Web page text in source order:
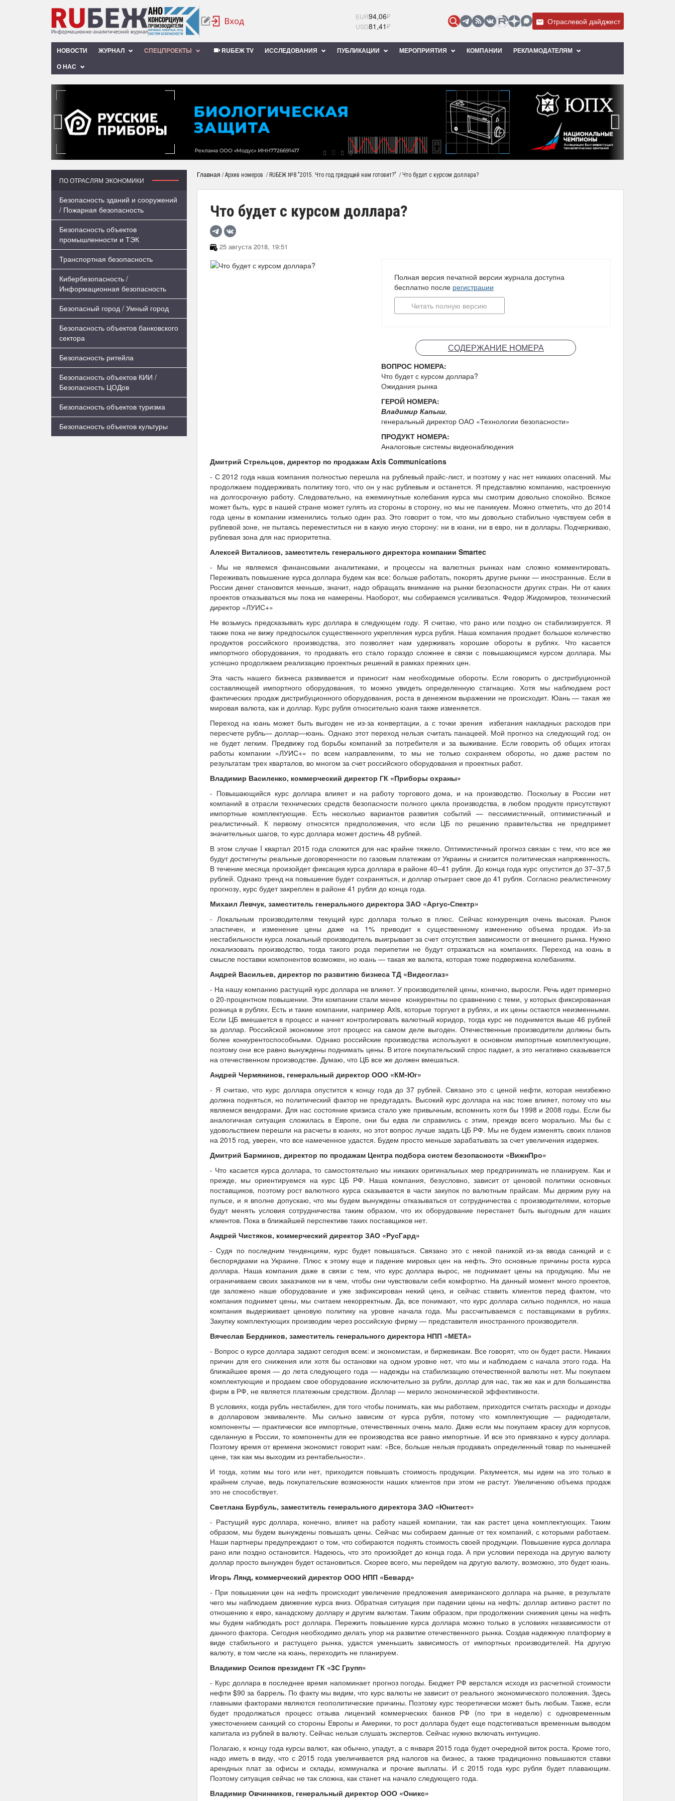
EUR94,06₽
USD81,41₽ Отраслевой дайджест
НОВОСТИ ЖУРНАЛ СПЕЦПРОЕКТЫ RUБЕЖ TV ИССЛЕДОВАНИЯ ПУБЛИКАЦИИ МЕРОПРИЯТИЯ КОМПАНИИ
РЕКЛАМОДАТЕЛЯМ
О НАС
‹
ПО ОТРАСЛЯМ ЭКОНОМИКИ
Безопасность зданий и сооружений
/ Пожарная безопасность
Безопасность объектов
промышленности и ТЭК
Транспортная безопасность
Кибербезопасность /
Информационная безопасность
Безопасный город / Умный город
Безопасность объектов банковского
сектора
Безопасность ритейла
Безопасность объектов КИИ /
Безопасность ЦОДов
Безопасность объектов туризма
Безопасность объектов культуры
Главная /Архив номеров / RUБЕЖ №8 "2015. Что год грядущий нам готовит?" / Что будет с курсом доллара?
Что будет с курсом доллара?
25 августа 2018, 19:51
Полная версия печатной версии журнала доступна
бесплатно после регистрации
Читать полную версию
СОДЕРЖАНИЕ НОМЕРА
ВОПРОС НОМЕРА:
Что будет с курсом доллара?
Ожидания рынка
ГЕРОЙ НОМЕРА:
Владимир Капыш,
генеральный директор ОАО «Технологии безопасности»
ПРОДУКТ НОМЕРА:
Аналоговые системы видеонаблюдения
Дмитрий Стрельцов, директор по продажам Axis Communications
- С 2012 года наша компания полностью перешла на рублевый прайс-лист, и поэтому у нас нет никаких опасений. Мы
продолжаем поддерживать политику того, что он у нас рублевым и останется. Я представляю компанию, настроенную
на долгосрочную работу. Следовательно, на ежеминутные колебания курса мы смотрим довольно спокойно. Всякое
может быть, курс в нашей стране может гулять из стороны в сторону, но мы не паникуем. Можно отметить, что до 2014
года цены в компании изменились только один раз. Это говорит о том, что мы довольно стабильно чувствуем себя в
рублевой зоне, не пытаясь переместиться ни в какую иную сторону: ни в юани, ни в евро, ни в доллары. Подчеркиваю,
рублевая зона для нас приоритетна.
Алексей Виталисов, заместитель генерального директора компании Smartec
- Мы не являемся финансовыми аналитиками, и процессы на валютных рынках нам сложно комментировать.
Переживать повышение курса доллара будем как все: больше работать, покорять другие рынки — иностранные. Если в
России денег становится меньше, значит, надо обращать внимание на рынки безопасности других стран. Ни от каких
проектов отказываться мы пока не намерены. Наоборот, мы собираемся усиливаться. Федор Жидомиров, технический
директор «ЛУИС+»
Не возьмусь предсказывать курс доллара в следующем году. Я считаю, что рано или поздно он стабилизируется. Я
также пока не вижу предпосылок существенного укрепления курса рубля. Наша компания продает большое количество
продуктов российского производства, это позволяет нам удерживать хорошие обороты в рублях. Что касается
импортного оборудования, то продавать его стало гораздо сложнее в связи с повышающимся курсом доллара. Мы
успешно продолжаем реализацию проектных решений в рамках прежних цен.
Эта часть нашего бизнеса развивается и приносит нам необходимые обороты. Если говорить о дистрибуционной
составляющей импортного оборудования, то можно увидеть определенную стагнацию. Хотя мы наблюдаем рост
фактических продаж дистрибуционного оборудования, роста в денежном выражении не происходит. Юань — такая же
мировая валюта, как и доллар. Курс рубля относительно юаня также изменяется.
Переход на юань может быть выгоден не из-за конвертации, а с точки зрения избегания накладных расходов при
пересчете рубль— доллар—юань. Однако этот переход нельзя считать панацеей. Мой прогноз на следующий год: он
не будет легким. Предвижу год борьбы компаний за потребителя и за выживание. Если говорить об общих итогах
работы компании «ЛУИС+» по всем направлениям, то мы не только сохраняем обороты, но даже растем по
результатам трех кварталов, во многом за счет российского оборудования и проектных работ.
Владимир Василенко, коммерческий директор ГК «Приборы охраны»
- Повышающийся курс доллара влияет и на работу торгового дома, и на производство. Поскольку в России нет
компаний в отрасли технических средств безопасности полного цикла производства, в любом продукте присутствуют
импортные комплектующие. Есть несколько вариантов развития событий — пессимистичный, оптимистичный и
реалистичный. К первому относятся предположения, что если ЦБ по решению правительства не предпримет
значительных шагов, то курс доллара может достичь 48 рублей.
В этом случае I квартал 2015 года сложится для нас крайне тяжело. Оптимистичный прогноз связан с тем, что все же
будут достигнуты реальные договоренности по газовым платежам от Украины и снизится политическая напряженность.
В течение месяца произойдет фиксация курса доллара в районе 40–41 рубля. До конца года курс опустится до 37–37,5
рублей. Однако тренд на повышение будет сохраняться, и доллар отыграет свое до 41 рубля. Согласно реалистичному
прогнозу, курс будет закреплен в районе 41 рубля до конца года.
Михаил Левчук, заместитель генерального директора ЗАО «Аргус-Спектр»
- Локальным производителям текущий курс доллара только в плюс. Сейчас конкуренция очень высокая. Рынок
эластичен, и изменение цены даже на 1% приводит к существенному изменению объема продаж. Из-за
нестабильности курса локальный производитель выигрывает за счет отсутствия зависимости от внешнего рынка. Нужно
локализовать производство, тогда такого рода перипетии не будут отражаться на компаниях. Переход на юань в
смысле поставки компонентов возможен, но юань — такая же валюта, которая тоже подвержена колебаниям.
Андрей Васильев, директор по развитию бизнеса ТД «Видеоглаз»
- На нашу компанию растущий курс доллара не влияет. У производителей цены, конечно, выросли. Речь идет примерно
о 20-процентном повышении. Эти компании стали менее конкурентны по сравнению с теми, у которых фиксированная
розница в рублях. Есть и такие компании, например Axis, которые торгуют в рублях, и их цены остаются неизменными.
Если ЦБ вмешается в процесс и начнет контролировать валютный коридор, тогда курс не поднимется выше 46 рублей
за доллар. Российской экономике этот процесс на самом деле выгоден. Отечественные производители должны быть
более конкурентоспособными. Однако российские производства используют в основном импортные комплектующие,
поэтому они все равно вынуждены поднимать цены. В итоге покупательский спрос падает, а это негативно сказывается
на отечественном производстве. Думаю, что ЦБ все же должен вмешаться.
Андрей Чермянинов, генеральный директор ООО «КМ-Юг»
- Я считаю, что курс доллара опустится к концу года до 37 рублей. Связано это с ценой нефти, которая неизбежно
должна подняться, но политический фактор не предугадать. Высокий курс доллара на нас тоже влияет, потому что мы
являемся вендорами. Для нас состояние кризиса стало уже привычным, вспомнить хотя бы 1998 и 2008 годы. Если бы
аналогичная ситуация сложилась в Европе, они бы едва ли справились с этим, прежде всего морально. Мы бы с
удовольствием перешли на расчеты в юанях, но этот вопрос лучше задать ЦБ РФ. Мы не будем изменять своих планов
на 2015 год, уверен, что все намеченное удастся. Будем просто меньше зарабатывать за счет увеличения издержек.
Дмитрий Барминов, директор по продажам Центра подбора систем безопасности «ВижнПро»
- Что касается курса доллара, то самостоятельно мы никаких оригинальных мер предпринимать не планируем. Как и
прежде, мы ориентируемся на курс ЦБ РФ. Наша компания, безусловно, зависит от ценовой политики основных
поставщиков, поэтому рост валютного курса сказывается в части закупок по валютным прайсам. Мы держим руку на
пульсе, и я вполне допускаю, что мы будем вынуждены отказываться от сотрудничества с производителями, которые
будут менять условия сотрудничества таким образом, что их оборудование перестанет быть выгодным для наших
клиентов. Пока в ближайшей перспективе таких поставщиков нет.
Андрей Чистяков, коммерческий директор ЗАО «РусГард»
- Судя по последним тенденциям, курс будет повышаться. Связано это с некой паникой из-за ввода санкций и с
беспорядками на Украине. Плюс к этому еще и падение мировых цен на нефть. Это основные причины роста курса
доллара. Наша компания даже в связи с тем, что курс доллара вырос, не поднимает цены на продукцию. Мы не
ограничиваем своих заказчиков ни в чем, чтобы они чувствовали себя комфортно. На данный момент много проектов,
где заложено наше оборудование и уже зафиксирован некий ценз, и сейчас ставить клиентов перед фактом, что
компания поднимет цены, мы считаем некорректным. Да, все понимают, что курс доллара сильно поднялся, но наша
компания выдерживает ценовую политику на уровне начала года. Мы рассчитываемся с поставщиками в рублях.
Закупку комплектующих производим через российскую фирму — представителя иностранного производителя.
Вячеслав Бердников, заместитель генерального директора НПП «МЕТА»
- Вопрос о курсе доллара задают сегодня всем: и экономистам, и биржевикам. Все говорят, что он будет расти. Никаких
причин для его снижения или хотя бы остановки на одном уровне нет, что мы и наблюдаем с начала этого года. На
ближайшее время — до лета следующего года — надежды на стабилизацию отечественной валюты нет. Мы покупаем
комплектующие и продаем свое оборудование исключительно за рубли, доллар для нас, так же как и для большинства
фирм в РФ, не является платежным средством. Доллар — мерило экономической эффективности.
В условиях, когда рубль нестабилен, для того чтобы понимать, как мы работаем, приходится считать расходы и доходы
в долларовом эквиваленте. Мы сильно зависим от курса рубля, потому что комплектующие — радиодетали,
компоненты — практически все импортные, отечественных очень мало. Даже если мы покупаем краску для корпусов,
сделанную в России, то компоненты для ее производства все равно импортные. И все это привязано к курсу доллара.
Поэтому время от времени экономист говорит нам: «Все, больше нельзя продавать определенный товар по нынешней
цене, так как мы выходим из рентабельности».
И тогда, хотим мы того или нет, приходится повышать стоимость продукции. Разумеется, мы идем на это только в
крайнем случае, ведь покупательские возможности наших клиентов при этом не растут. Увеличению объема продаж
это не способствует.
Светлана Бурбуль, заместитель генерального директора ЗАО «Юнитест»
- Растущий курс доллара, конечно, влияет на работу нашей компании, так как растет цена комплектующих. Таким
образом, мы будем вынуждены повышать цены. Сейчас мы собираем данные от тех компаний, с которыми работаем.
Наши партнеры предупреждают о том, что собираются поднять стоимость своей продукции. Повышение курса доллара
рано или поздно остановится. Надеюсь, что это произойдет до конца года. А при условии перехода на другую валюту
доллар просто вынужден будет остановиться. Скорее всего, мы перейдем на другую валюту, возможно, это будет юань.
Игорь Лянд, коммерческий директор ООО НПП «Бевард»
- При повышении цен на нефть происходит увеличение предложения американского доллара на рынке, в результате
чего мы наблюдаем движение курса вниз. Обратная ситуация при падении цены на нефть: доллар активно растет по
отношению к евро, канадскому доллару и другим валютам. Таким образом, при продолжении снижения цены на нефть
мы будем наблюдать рост доллара. Пережить повышение курса доллара можно только в условиях независимости от
данного фактора. Сегодня необходимо делать упор на развитие отечественного рынка. Создав надежную платформу в
виде стабильного и растущего рынка, удастся уменьшить зависимость от импортных производителей. На другую
валюту, в том числе на юань, переходить не планируем.
Владимир Осипов президент ГК «3С Групп»
- Курс доллара в последнее время напоминает прогноз погоды. Бюджет РФ верстался исходя из расчетной стоимости
нефти $90 за баррель. По факту мы видим, что курс валюты не зависит от реального экономического положения. Здесь
главными факторами являются геополитические причины. Поэтому курс теоретически может быть любым. Также, если
будет продолжаться процесс отзыва лицензий коммерческих банков РФ (по три в неделю) с одновременным
ужесточением санкций со стороны Европы и Америки, то рост доллара будет еще подстегиваться временным выводом
капитала из рублей в валюту. Сейчас нельзя слушать экспертов. Сейчас нужно включать интуицию.
Полагаю, к концу года курсы валют, как обычно, упадут, а с января 2015 года будет очередной виток роста. Кроме того,
надо иметь в виду, что с 2015 года увеличивается ряд налогов на бизнес, а также традиционно повышаются ставки
арендных плат за офисы и склады, коммуналка и прочие выплаты. И с 2015 года курс рубля будет плавающим.
Поэтому ситуация сейчас не так сложна, как станет на начало следующего года.
Владимир Овчинников, генеральный директор ООО «Оникс»